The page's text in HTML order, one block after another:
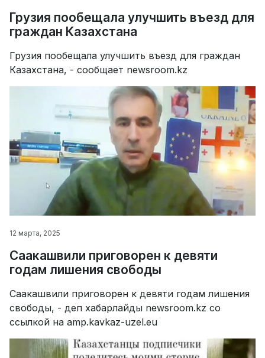
Грузия пообещала улучшить въезд для
граждан Казахстана
Грузия пообещала улучшить въезд для граждан
Казахстана, - сообщает newsroom.kz
12 марта, 2025
Саакашвили приговорен к девяти
годам лишения свободы
Саакашвили приговорен к девяти годам лишения
свободы, - деп хабарлайды newsroom.kz со
ссылкой на amp.kavkaz-uzel.eu